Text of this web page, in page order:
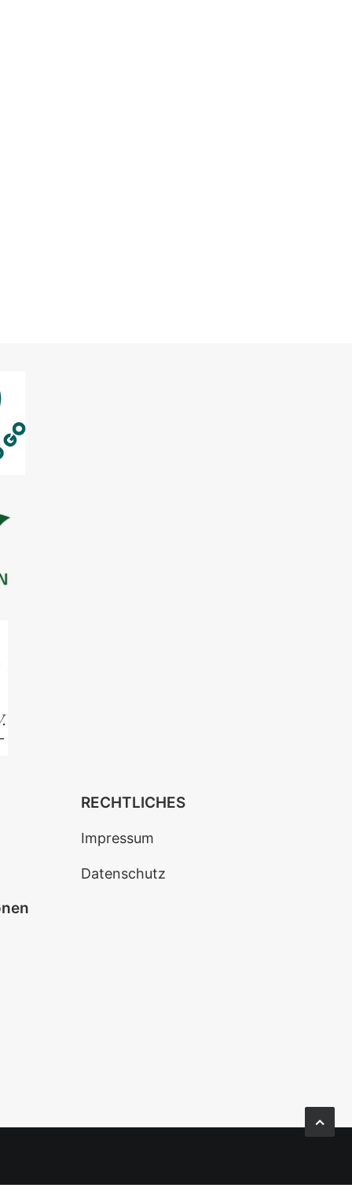
RECHTLICHES
Impressum
Datenschutz